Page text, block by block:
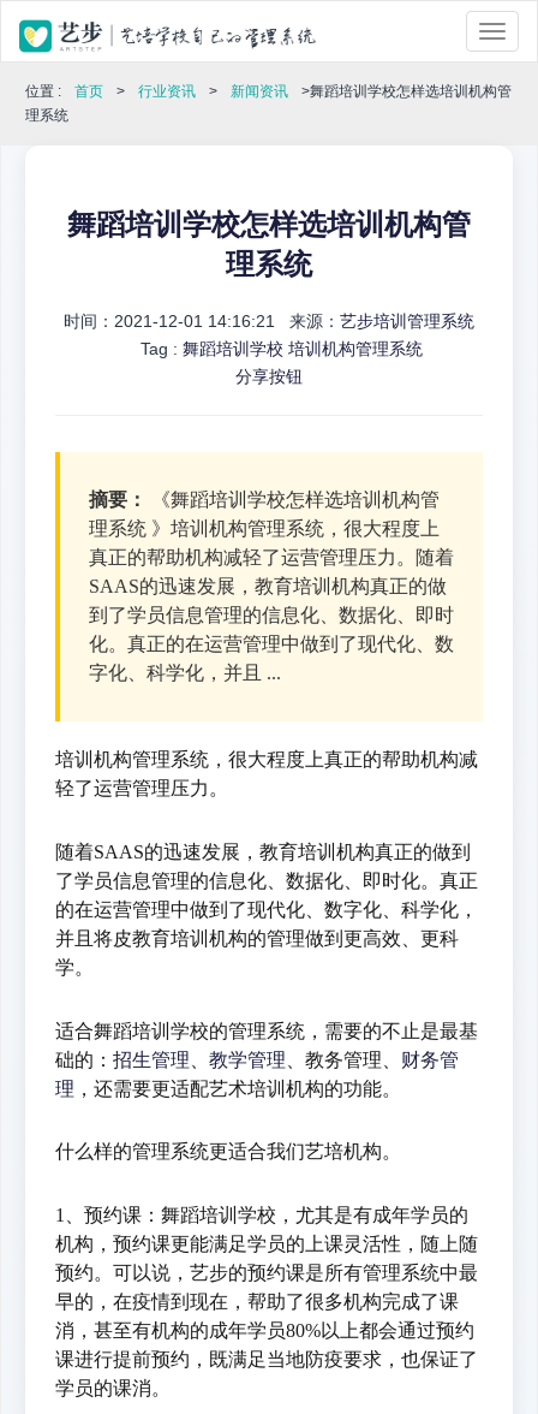
位置 : 首页 > 行业资讯 > 新闻资讯
>舞蹈培训学校怎样选培训机构管
理系统
舞蹈培训学校怎样选培训机构管
理系统
时间：2021-12-01 14:16:21 来源： 艺步培训管理系统
Tag : 舞蹈培训学校 培训机构管理系统
分享按钮
摘要：
《舞蹈培训学校怎样选培训机构管
理系统 》培训机构管理系统，很大程度上
真正的帮助机构减轻了运营管理压力。随着
SAAS的迅速发展，教育培训机构真正的做
到了学员信息管理的信息化、数据化、即时
化。真正的在运营管理中做到了现代化、数
字化、科学化，并且 ...
培训机构管理系统，很大程度上真正的帮助机构减
轻了运营管理压力。
随着SAAS的迅速发展，教育培训机构真正的做到
了学员信息管理的信息化、数据化、即时化。真正
的在运营管理中做到了现代化、数字化、科学化，
并且将皮教育培训机构的管理做到更高效、更科
学。
适合舞蹈培训学校的管理系统，需要的不止是最基
础的： 招生管理 教学管理 、教务管理、 财务管
理 ，还需要更适配艺术培训机构的功能。
什么样的管理系统更适合我们艺培机构。
1、预约课：舞蹈培训学校，尤其是有成年学员的
机构，预约课更能满足学员的上课灵活性，随上随
预约。可以说，艺步的预约课是所有管理系统中最
早的，在疫情到现在，帮助了很多机构完成了课
消，甚至有机构的成年学员80%以上都会通过预约
课进行提前预约，既满足当地防疫要求，也保证了
学员的课消。